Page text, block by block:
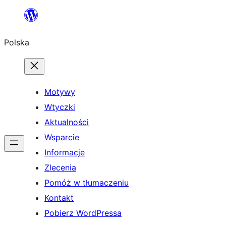
Przejdź
treści
Polska
Motywy
Wtyczki
Aktualności
Wsparcie
Informacje
Zlecenia
Pomóż w tłumaczeniu
Kontakt
Pobierz WordPressa